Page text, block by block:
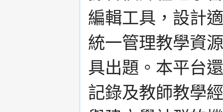
編輯工具，設計
統一管理教學資
具出題。本平台
記錄及教師教學